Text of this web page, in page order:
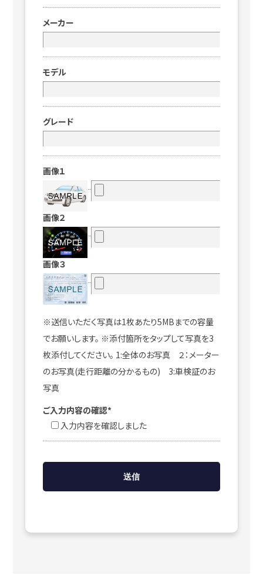
メーカー
モデル
グレード
画像１
画像２
画像３
※送信いただく写真は1枚あたり5MBまでの容量
でお願いします。 ※添付箇所をタップして写真を3
枚添付してください。 1:全体のお写真 ２：メーター
のお写真(走行距離の分かるもの) 3:車検証のお
写真
ご入力内容の確認*
入力内容を確認しました